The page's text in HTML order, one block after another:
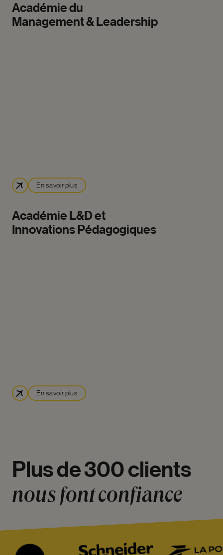
Académiedu
Management&Leadership
En savoir plus
Académie L&Det
InnovationsPédagogiques
En savoir plus
Plusde300clients
nousfontconfiance